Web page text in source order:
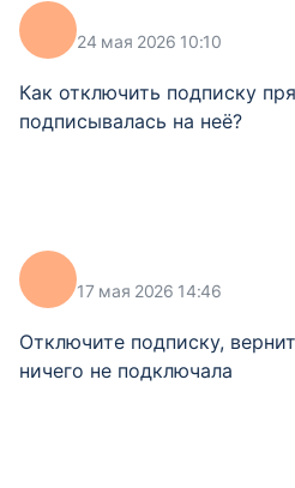
24 мая 2026 10:10
Как отключить подписку
подписывалась на неё?
17 мая 2026 14:46
Отключите подписку,
ничего не подключала